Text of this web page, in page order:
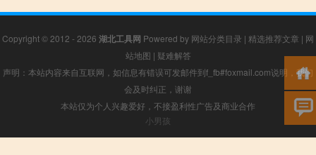
Copyright © 2012 - 2026 湖北工具网 Powered by 网站分类目录 | 精选推荐文章 | 网
站地图 | 疑难解答
声明：本站内容来自互联网，如信息有错误可发邮件到f_fb#foxmail.com说明，我们
会及时纠正，谢谢
本站仅为个人兴趣爱好，不接盈利性广告及商业合作
小男孩